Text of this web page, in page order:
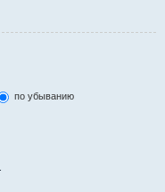
по убыванию